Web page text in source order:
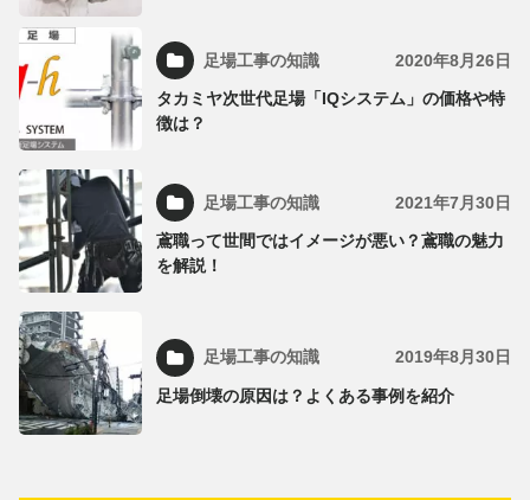
足場工事の知識 2020年8月26日
タカミヤ次世代足場「IQシステム」の価格や特
徴は？
足場工事の知識 2021年7月30日
鳶職って世間ではイメージが悪い？鳶職の魅力
を解説！
足場工事の知識 2019年8月30日
足場倒壊の原因は？よくある事例を紹介